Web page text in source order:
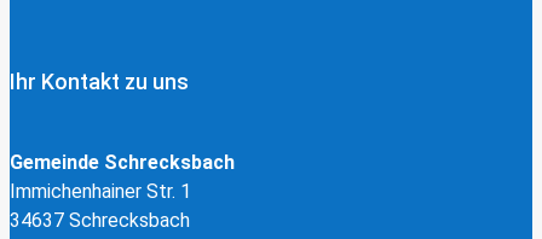
Ihr Kontakt zu uns
Gemeinde Schrecksbach
Immichenhainer Str. 1
34637 Schrecksbach